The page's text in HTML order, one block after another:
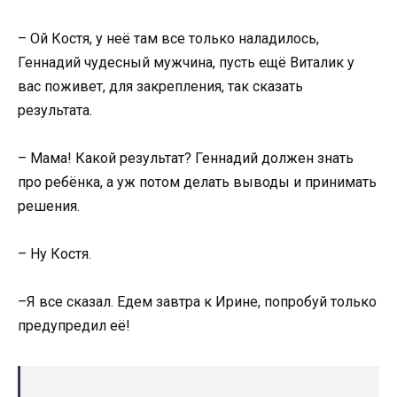
– Ой Костя, у неё там все только наладилось,
Геннадий чудесный мужчина, пусть ещё Виталик у
вас поживет, для закрепления, так сказать
результата.
– Мама! Какой результат? Геннадий должен знать
про ребёнка, а уж потом делать выводы и принимать
решения.
– Ну Костя.
–Я все сказал. Едем завтра к Ирине, попробуй только
предупредил её!